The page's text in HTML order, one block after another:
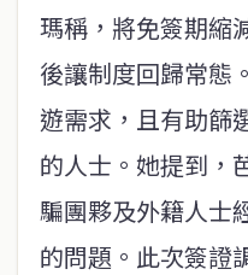
瑪稱，將免簽期縮
後讓制度回歸常態
遊需求，且有助篩
的人士。她提到，
騙團夥及外籍人士
的問題。此次簽證